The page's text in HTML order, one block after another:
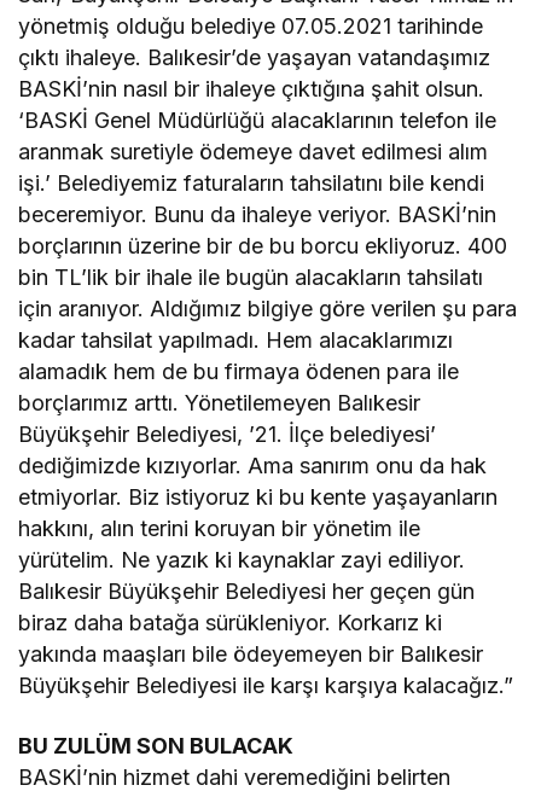
yönetmiş olduğu belediye 07.05.2021 tarihinde
çıktı ihaleye. Balıkesir’de yaşayan vatandaşımız
BASKİ’nin nasıl bir ihaleye çıktığına şahit olsun.
‘BASKİ Genel Müdürlüğü alacaklarının telefon ile
aranmak suretiyle ödemeye davet edilmesi alım
işi.’ Belediyemiz faturaların tahsilatını bile kendi
beceremiyor. Bunu da ihaleye veriyor. BASKİ’nin
borçlarının üzerine bir de bu borcu ekliyoruz. 400
bin TL’lik bir ihale ile bugün alacakların tahsilatı
için aranıyor. Aldığımız bilgiye göre verilen şu para
kadar tahsilat yapılmadı. Hem alacaklarımızı
alamadık hem de bu firmaya ödenen para ile
borçlarımız arttı. Yönetilemeyen Balıkesir
Büyükşehir Belediyesi, ’21. İlçe belediyesi’
dediğimizde kızıyorlar. Ama sanırım onu da hak
etmiyorlar. Biz istiyoruz ki bu kente yaşayanların
hakkını, alın terini koruyan bir yönetim ile
yürütelim. Ne yazık ki kaynaklar zayi ediliyor.
Balıkesir Büyükşehir Belediyesi her geçen gün
biraz daha batağa sürükleniyor. Korkarız ki
yakında maaşları bile ödeyemeyen bir Balıkesir
Büyükşehir Belediyesi ile karşı karşıya kalacağız.”
BU ZULÜM SON BULACAK
BASKİ’nin hizmet dahi veremediğini belirten